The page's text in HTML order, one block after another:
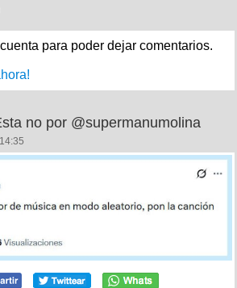
para poder dejar comentarios.
no por @supermanumolina